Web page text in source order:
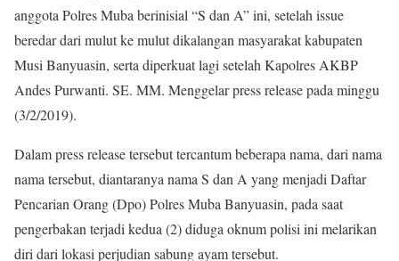
anggota Polres Muba berinisial “S dan A” ini, setelah issue
beredar dari mulut ke mulut dikalangan masyarakat kabupaten
Musi Banyuasin, serta diperkuat lagi setelah Kapolres AKBP
Andes Purwanti. SE. MM. Menggelar press release pada minggu
(3/2/2019).
Dalam press release tersebut tercantum beberapa nama, dari nama
nama tersebut, diantaranya nama S dan A yang menjadi Daftar
Pencarian Orang (Dpo) Polres Muba Banyuasin, pada saat
pengerbakan terjadi kedua (2) diduga oknum polisi ini melarikan
diri dari lokasi perjudian sabung ayam tersebut.